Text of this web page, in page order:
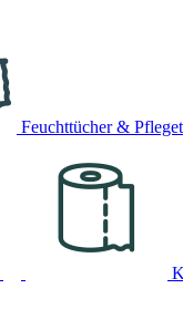
Feuchttücher &